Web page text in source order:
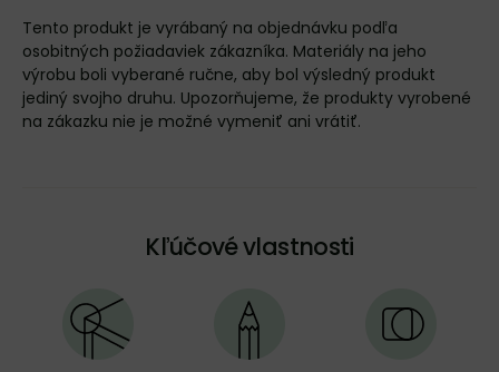
Tento produkt je vyrábaný na objednávku podľa
osobitných požiadaviek zákazníka. Materiály na jeho
výrobu boli vyberané ručne, aby bol výsledný produkt
jediný svojho druhu. Upozorňujeme, že produkty vyrobené
na zákazku nie je možné vymeniť ani vrátiť.
Kľúčové vlastnosti